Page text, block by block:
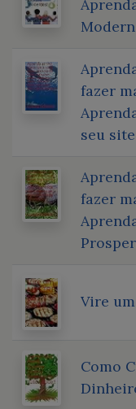
fazer
seu
fazer
Vire
Como